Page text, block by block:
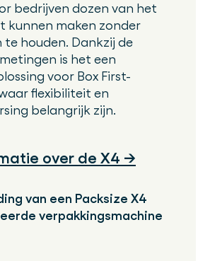
bedrijven dozen van het
kunnen maken zonder
houden. Dankzij de
is het een
voor Box First-
flexibiliteit en
belangrijk zijn.
over de X4 →